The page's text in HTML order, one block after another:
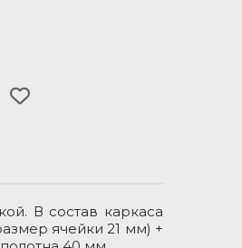
В состав каркаса
ячейки 21 мм) +